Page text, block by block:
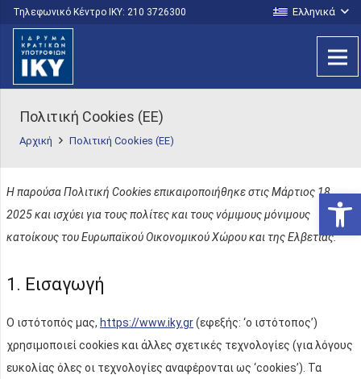
Τηλεφωνικό Κέντρο IKY: 210 3726300 Ελληνικά
Πολιτική Cookies (ΕΕ)
Αρχική Πολιτική Cookies (ΕΕ)
Η παρούσα Πολιτική Cookies επικαιροποιήθηκε στις Μάρτιος 18,
2025 και ισχύει για τους πολίτες και τους νόμιμους μόνιμους
κατοίκους του Ευρωπαϊκού Οικονομικού Χώρου και της Ελβετίας.
1. Εισαγωγή
Ο ιστότοπός μας, https://www.iky.gr(εφεξής: ‘ο ιστότοπος’)
χρησιμοποιεί cookies και άλλες σχετικές τεχνολογίες (για λόγους
ευκολίας όλες οι τεχνολογίες αναφέρονται ως ‘cookies’). Τα